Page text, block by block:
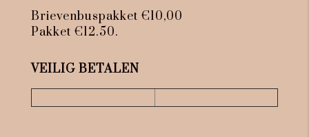
Brievenbuspakket €10,00
Pakket €12.50.
VEILIG BETALEN